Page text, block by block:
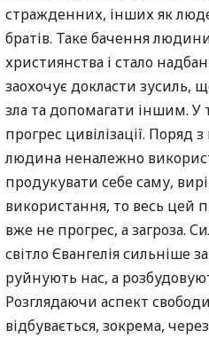
стражденних, інших як
братів. Таке бачення
християнства і стало
заохочує докласти зусиль,
зла та допомагати іншим. У
прогрес цивілізації.
людина неналежно
продукувати себе саму,
використання, то весь цей
вже не прогрес, а загроза.
світло Євангелія сильніше
руйнують нас, а
Розглядаючи аспект
відбувається, зокрема,